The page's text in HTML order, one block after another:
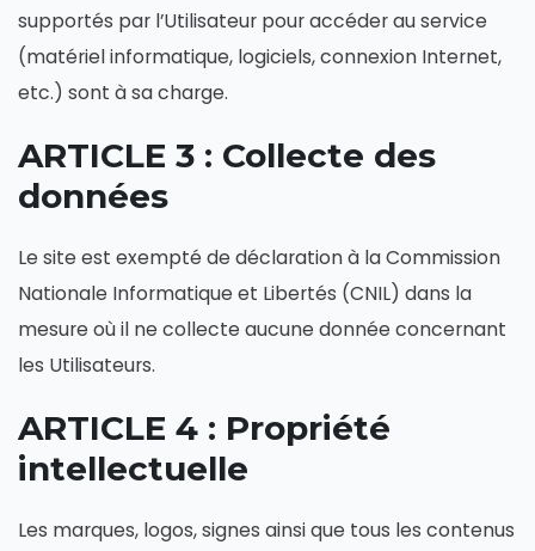
supportés par l’Utilisateur pour accéder au service
(matériel informatique, logiciels, connexion Internet,
etc.) sont à sa charge.
ARTICLE 3 : Collecte des
données
Le site est exempté de déclaration à la Commission
Nationale Informatique et Libertés (CNIL) dans la
mesure où il ne collecte aucune donnée concernant
les Utilisateurs.
ARTICLE 4 : Propriété
intellectuelle
Les marques, logos, signes ainsi que tous les contenus